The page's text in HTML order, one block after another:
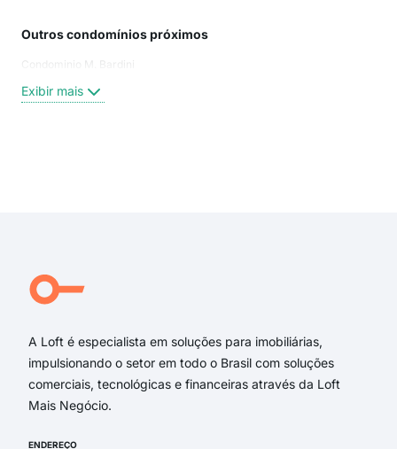
Outros condomínios próximos
Condominio M. Bardini
Exibir mais
A Loft é especialista em soluções para imobiliárias,
impulsionando o setor em todo o Brasil com soluções
comerciais, tecnológicas e financeiras através da Loft
Mais Negócio.
ENDEREÇO